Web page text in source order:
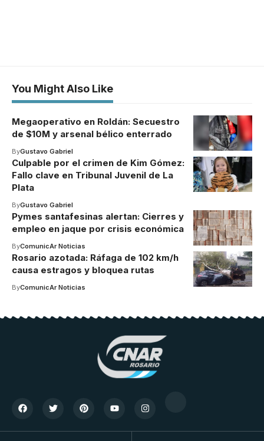
You Might Also Like
Megaoperativo en Roldán: Secuestro
de $10M y arsenal bélico enterrado
ByGustavo Gabriel
Culpable por el crimen de Kim Gómez:
Fallo clave en Tribunal Juvenil de La
Plata
ByGustavo Gabriel
Pymes santafesinas alertan: Cierres y
empleo en jaque por crisis económica
ByComunicAr Noticias
Rosario azotada: Ráfaga de 102 km/h
causa estragos y bloquea rutas
ByComunicAr Noticias